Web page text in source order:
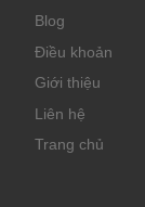
Blog
Điều khoản
Giới thiệu
Liên hệ
Trang chủ